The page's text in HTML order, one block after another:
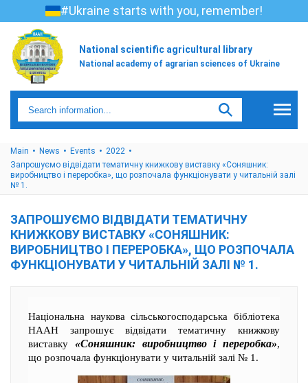
#Ukraine starts with you, remember!
National scientific agricultural library
National academy of agrarian sciences of Ukraine
Main News Events
2022
Запрошуємо відвідати тематичну книжкову виставку «Соняшник:
виробництво і переробка», що розпочала функціонувати у читальній залі
№ 1.
ЗАПРОШУЄМО ВІДВІДАТИ ТЕМАТИЧНУ
КНИЖКОВУ ВИСТАВКУ «СОНЯШНИК:
ВИРОБНИЦТВО І ПЕРЕРОБКА», ЩО РОЗПОЧАЛА
ФУНКЦІОНУВАТИ У ЧИТАЛЬНІЙ ЗАЛІ № 1.
Національна наукова сільськогосподарська бібліотека
НААН запрошує відвідати тематичну книжкову
виставку «Соняшник: виробництво і переробка»,
що розпочала функціонувати у читальній залі № 1.